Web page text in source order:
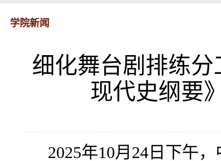
学院新闻
细化舞台剧排练
现代史纲要
2025年10月24日下午